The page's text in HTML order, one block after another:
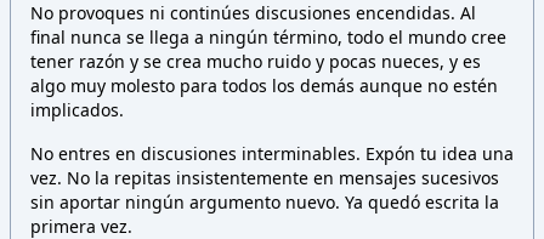
No provoques ni continúes discusiones encendidas. Al
final nunca se llega a ningún término, todo el mundo cree
tener razón y se crea mucho ruido y pocas nueces, y es
algo muy molesto para todos los demás aunque no estén
implicados.
No entres en discusiones interminables. Expón tu idea una
vez. No la repitas insistentemente en mensajes sucesivos
sin aportar ningún argumento nuevo. Ya quedó escrita la
primera vez.